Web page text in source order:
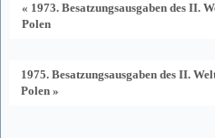
« 1973. Besatzungsausgaben des II.
Polen
1975. Besatzungsausgaben des II.
Polen »